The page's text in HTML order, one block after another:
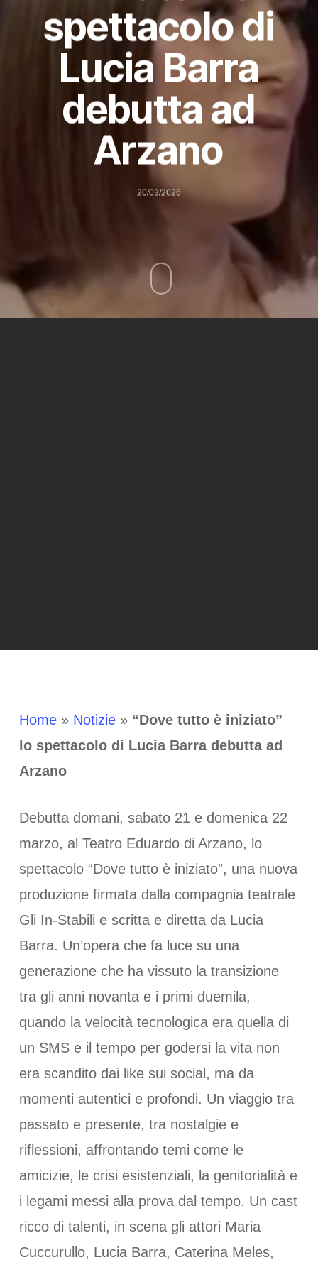
spettacolo di
Lucia Barra
debutta ad
Arzano
20/03/2026
Home» Notizie» “Dove tutto è iniziato”
lo spettacolo di Lucia Barra debutta ad
Arzano
Debutta domani, sabato 21 e domenica 22
marzo, al Teatro Eduardo di Arzano, lo
spettacolo “Dove tutto è iniziato”, una nuova
produzione firmata dalla compagnia teatrale
Gli In-Stabili e scritta e diretta da Lucia
Barra. Un’opera che fa luce su una
generazione che ha vissuto la transizione
tra gli anni novanta e i primi duemila,
quando la velocità tecnologica era quella di
un SMS e il tempo per godersi la vita non
era scandito dai like sui social, ma da
momenti autentici e profondi. Un viaggio tra
passato e presente, tra nostalgie e
riflessioni, affrontando temi come le
amicizie, le crisi esistenziali, la genitorialità e
i legami messi alla prova dal tempo. Un cast
ricco di talenti, in scena gli attori Maria
Cuccurullo, Lucia Barra, Caterina Meles,